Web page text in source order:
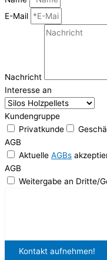
E-Mail
Nachricht
Interesse an
Kundengruppe
Privatkunde
AGB
Aktuelle AGBs
AGB
Weitergabe an Dritte/
Kontakt aufnehmen!